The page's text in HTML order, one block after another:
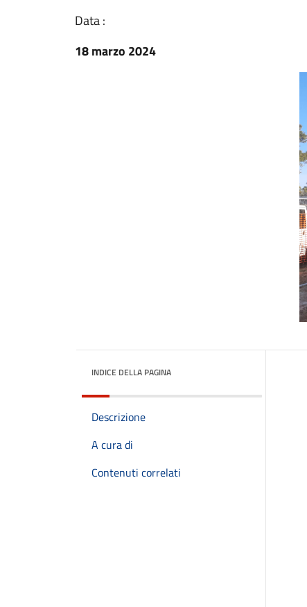
Data :
18 marzo 2024
INDICE DELLA PAGINA
Descrizione
A cura di
Contenuti correlati